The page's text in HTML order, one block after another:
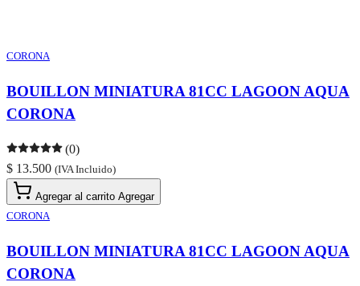
CORONA
BOUILLON MINIATURA 81CC LAGOON AQUA
CORONA
(0)
$ 13.500 (IVA Incluido)
Agregar al carrito Agregar
CORONA
BOUILLON MINIATURA 81CC LAGOON AQUA
CORONA